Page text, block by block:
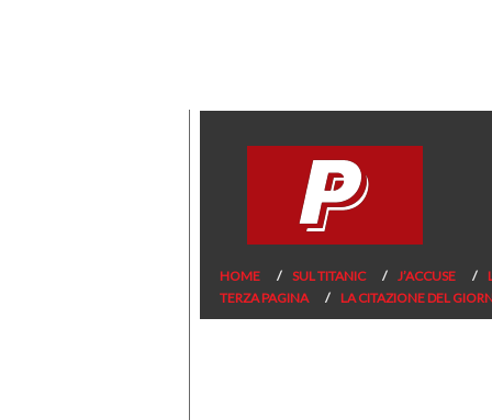
HOME SUL TITANIC J’ACCUSE
TERZA PAGINA
LA CITAZIONE DEL